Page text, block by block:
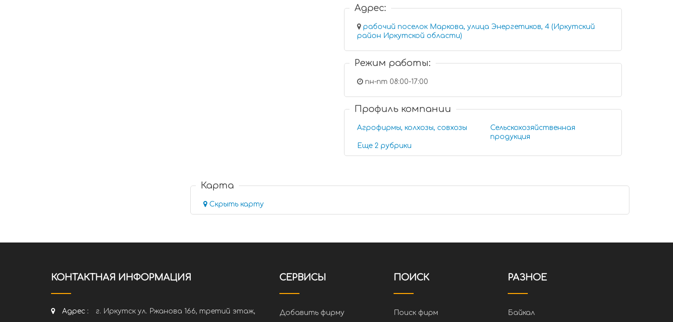
Адрес:
рабочий поселок Маркова, улица Энергетиков, 4 (Иркутский
район Иркутской области)
Режим работы:
пн-пт 08:00-17:00
Профиль компании
Агрофирмы, колхозы, совхозы
Сельскохозяйственная
продукция
Еще 2 рубрики
Карта
Скрыть карту
КОНТАКТНАЯ ИНФОРМАЦИЯ
Адрес :
г. Иркутск ул. Ржанова 166, третий этаж,
СЕРВИСЫ
Добавить фирму
ПОИСК
Поиск фирм
РАЗНОЕ
Байкал